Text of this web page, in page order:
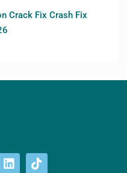
Crack Fix Crash Fix